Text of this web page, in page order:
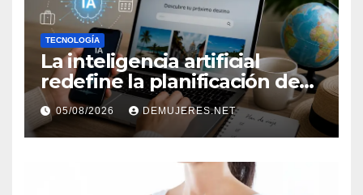
TECNOLOGÍA
La inteligencia artificial
redefine la planificación de
viajes: Los huéspedes
centran sus decisiones y
expectativas enfocándose en
experiencias auténticas y
personalizadas
05/08/2026 DEMUJERES.NET